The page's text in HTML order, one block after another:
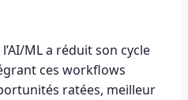
ML a réduit son cycle
ces workflows
ratées, meilleur